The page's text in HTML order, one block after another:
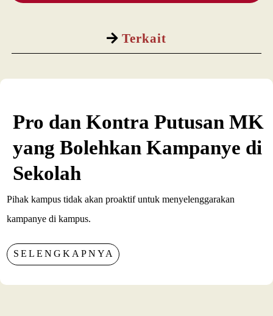
Terkait
Pro dan Kontra Putusan MK
yang Bolehkan Kampanye di
Sekolah
Pihak kampus tidak akan proaktif untuk menyelenggarakan
kampanye di kampus.
SELENGKAPNYA